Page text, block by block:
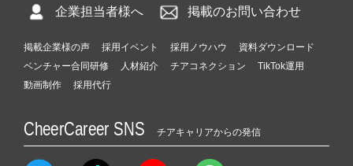
企業担当者様へ 掲載のお問い合わせ
掲載企業様の声 採用イベント 採用ノウハウ
資料ダウンロード
ベンチャー合同研修
人材紹介 チアコネクション
TikTok運用
動画制作
採用代行
CheerCareer SNS チアキャリアからの発信